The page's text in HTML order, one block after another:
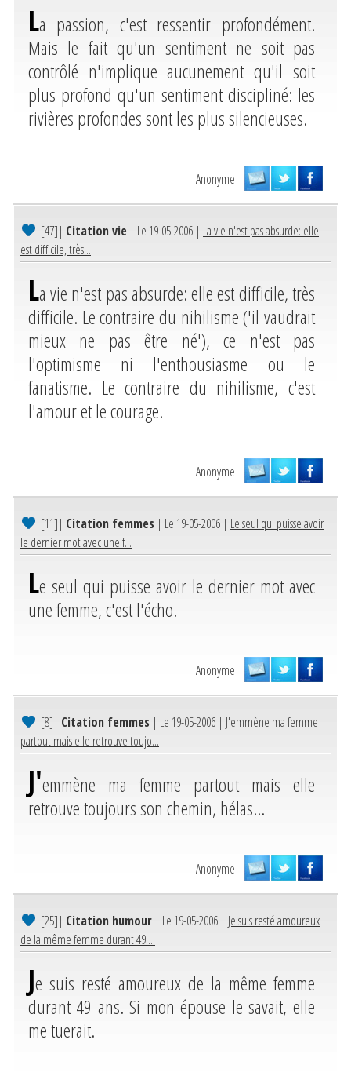
La passion, c'est ressentir profondément.
Mais le fait qu'un sentiment ne soit pas
contrôlé n'implique aucunement qu'il soit
plus profond qu'un sentiment discipliné: les
rivières profondes sont les plus silencieuses.
Anonyme
[47]| Citation vie | Le 19-05-2006 | La vie n'est pas absurde: elle
est difficile, très...
La vie n'est pas absurde: elle est difficile, très
difficile. Le contraire du nihilisme ('il vaudrait
mieux ne pas être né'), ce n'est pas
l'optimisme ni l'enthousiasme ou le
fanatisme. Le contraire du nihilisme, c'est
l'amour et le courage.
Anonyme
[11]| Citation femmes | Le 19-05-2006 | Le seul qui puisse avoir
le dernier mot avec une f...
Le seul qui puisse avoir le dernier mot avec
une femme, c'est l'écho.
Anonyme
[8]| Citation femmes | Le 19-05-2006 | J'emmène ma femme
partout mais elle retrouve toujo...
J'emmène ma femme partout mais elle
retrouve toujours son chemin, hélas...
Anonyme
[25]| Citation humour | Le 19-05-2006 | Je suis resté amoureux
de la même femme durant 49 ...
Je suis resté amoureux de la même femme
durant 49 ans. Si mon épouse le savait, elle
me tuerait.